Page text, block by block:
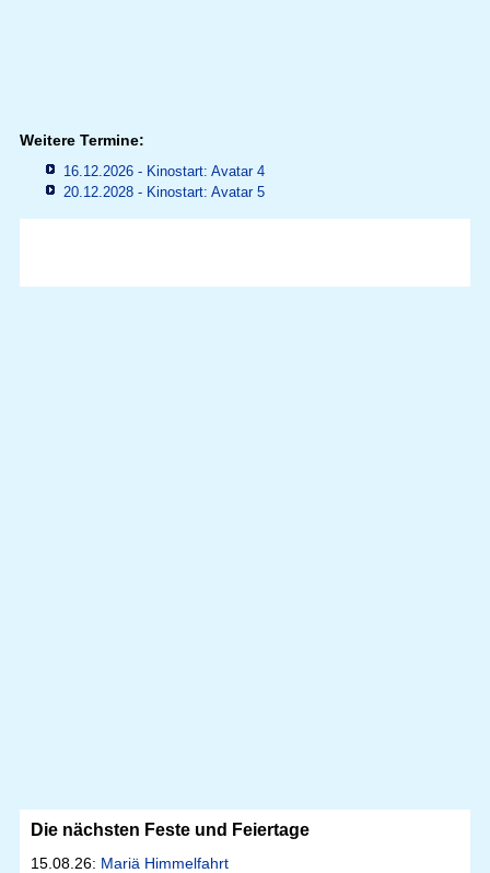
Weitere Termine:
16.12.2026 - Kinostart: Avatar 4
20.12.2028 - Kinostart: Avatar 5
Die nächsten Feste und Feiertage
15.08.26: Mariä Himmelfahrt